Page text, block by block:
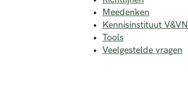
Meedenken
Kennisinstituut V&VN
Tools
Veelgestelde vragen